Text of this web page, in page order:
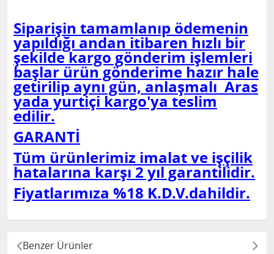
Siparişin tamamlanıp ödemenin
yapıldığı andan itibaren hızlı bir
şekilde kargo gönderim işlemleri
başlar ürün gönderime hazır hale
getirilip aynı gün, anlaşmalı Aras
yada yurtiçi kargo'ya teslim
edilir.
GARANTİ
Tüm ürünlerimiz imalat ve işçilik
hatalarına karşı 2 yıl garantilidir.
Fiyatlarımıza %18 K.D.V.dahildir.
Benzer Ürünler